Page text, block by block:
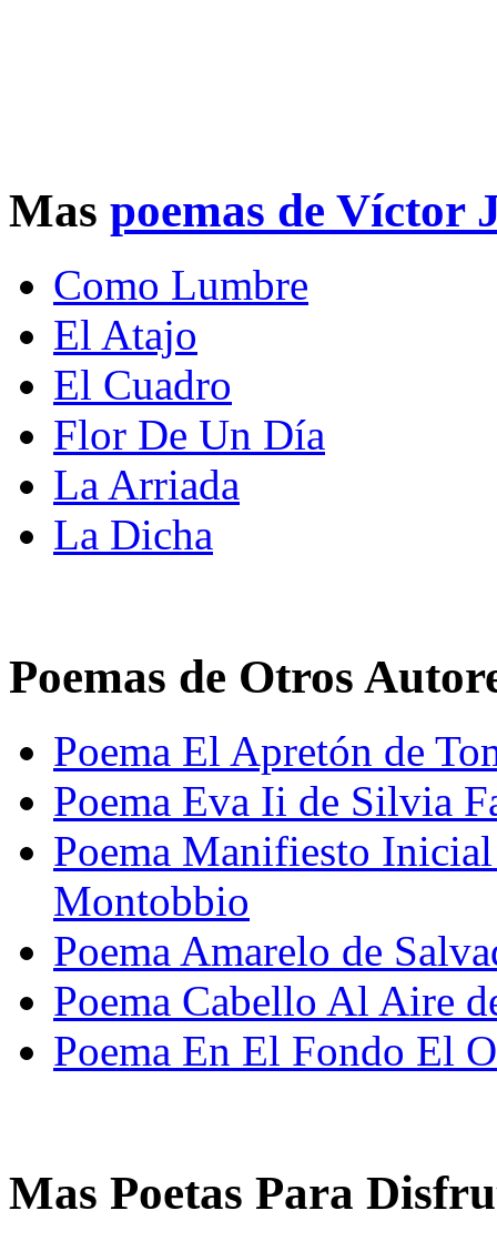
Mas poemas de Víctor
Como Lumbre
El Atajo
El Cuadro
Flor De Un Día
La Arriada
La Dicha
Poemas de Otros
Poema El Apretón de
Poema Eva Ii de Silvia
Poema Manifiesto
Montobbio
Poema Amarelo de
Poema Cabello Al Aire
Poema En El Fondo El
Mas Poetas Para